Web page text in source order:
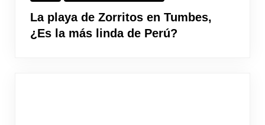
La playa de Zorritos en Tumbes,
¿Es la más linda de Perú?